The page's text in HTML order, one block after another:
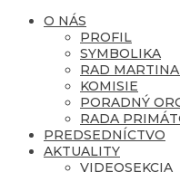
O NÁS
PROFIL
SYMBOLIKA
RAD
KOMISIE
PORADNÝ
RADA
PREDSEDNÍCTVO
AKTUALITY
VIDEOSEKCIA